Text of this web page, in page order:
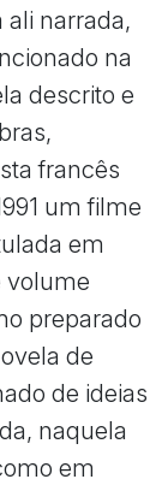
ali narrada,
na
descrito e
francês
um filme
em
volume
preparado
de
de ideias
naquela
em